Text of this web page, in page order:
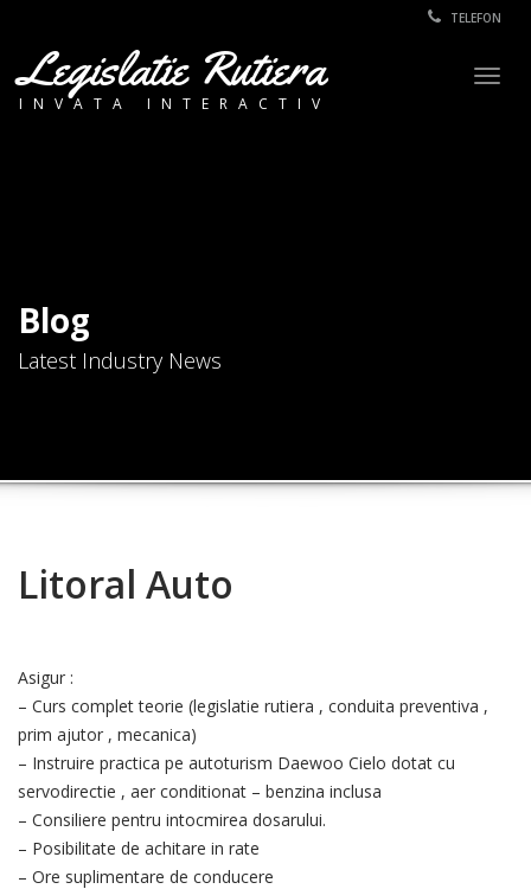
TELEFON
Legislatie Rutiera
INVATA INTERACTIV
Blog
Latest Industry News
Litoral Auto
Asigur :
– Curs complet teorie (legislatie rutiera , conduita preventiva ,
prim ajutor , mecanica)
– Instruire practica pe autoturism Daewoo Cielo dotat cu
servodirectie , aer conditionat – benzina inclusa
– Consiliere pentru intocmirea dosarului.
– Posibilitate de achitare in rate
– Ore suplimentare de conducere